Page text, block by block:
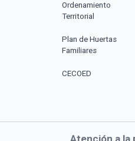
Ordenamiento
Territorial
Plan de Huertas
Familiares
CECOED